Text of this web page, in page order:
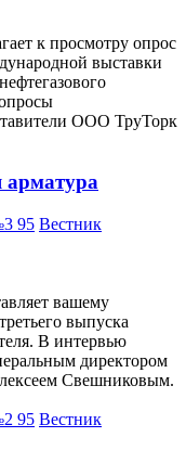
к просмотру опрос
выставки
ООО ТруТорк
арматура
Вестник
вашему
выпуска
В интервью
директором
Свешниковым.
Вестник